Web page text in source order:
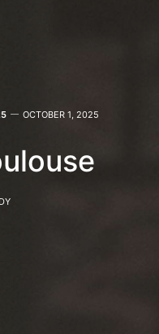
OCTOBER 1, 2025